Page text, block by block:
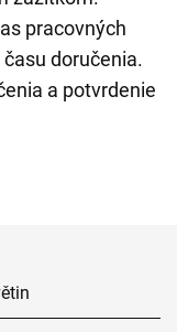
pracovných
doručenia.
a potvrdenie